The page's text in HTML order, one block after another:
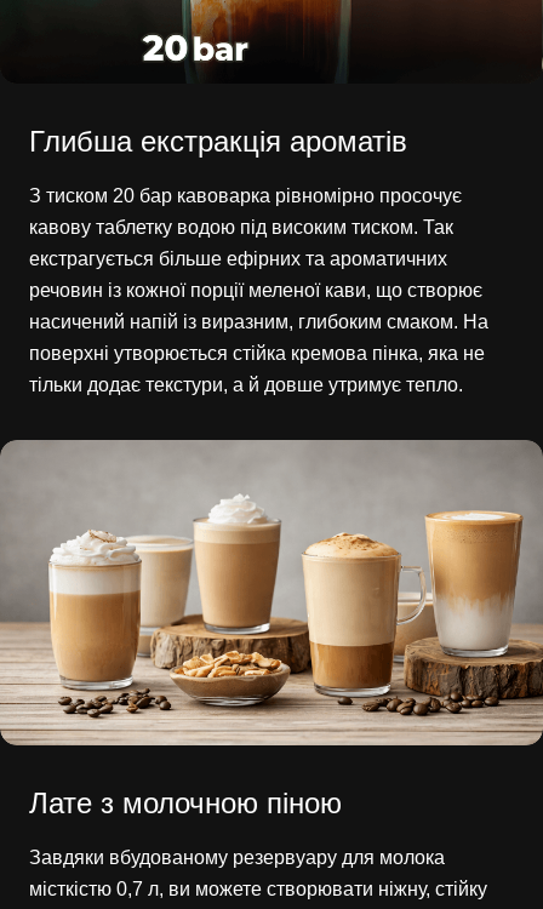
Глибша екстракція ароматів
З тиском 20 бар кавоварка рівномірно просочує
кавову таблетку водою під високим тиском. Так
екстрагується більше ефірних та ароматичних
речовин із кожної порції меленої кави, що створює
насичений напій із виразним, глибоким смаком. На
поверхні утворюється стійка кремова пінка, яка не
тільки додає текстури, а й довше утримує тепло.
Лате з молочною піною
Завдяки вбудованому резервуару для молока
місткістю 0,7 л, ви можете створювати ніжну, стійку